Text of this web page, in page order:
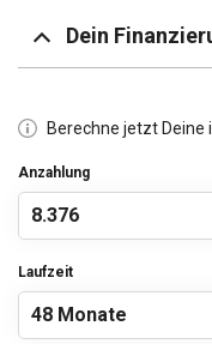
Dein
Berechne jetzt Deine
Anzahlung
Laufzeit